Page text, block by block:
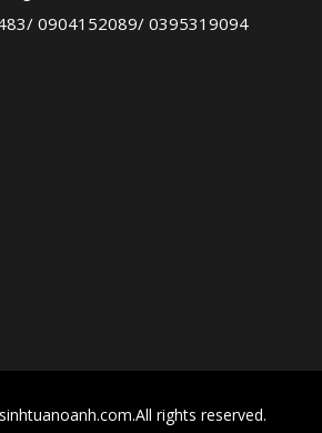
/ 0904152089/ 0395319094
rights reserved.